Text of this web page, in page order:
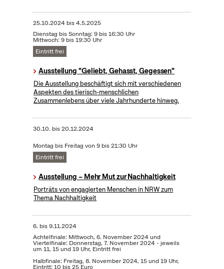
25.10.2024 bis4.5.2025
Dienstag bis Sonntag: 9 bis 16:30 Uhr
Mittwoch: 9 bis 19:30 Uhr
Eintritt frei
Ausstellung "Geliebt, Gehasst, Gegessen"
Die Ausstellung beschäftigt sich mit verschiedenen
Aspekten des tierisch-menschlichen
Zusammenlebens über viele Jahrhunderte hinweg.
30.10. bis20.12.2024
Montag bis Freitag von 9 bis 21:30 Uhr
Eintritt frei
Ausstellung – Mehr Mut zur Nachhaltigkeit
Porträts von engagierten Menschen in NRW zum
Thema Nachhaltigkeit
6. bis9.11.2024
Achtelfinale: Mittwoch, 6. November 2024 und
Viertelfinale: Donnerstag, 7. November 2024 - jeweils
um 11, 15 und 19 Uhr, Eintritt frei
Halbfinale: Freitag, 8. November 2024, 15 und 19 Uhr,
Eintritt: 10 bis 25 Euro